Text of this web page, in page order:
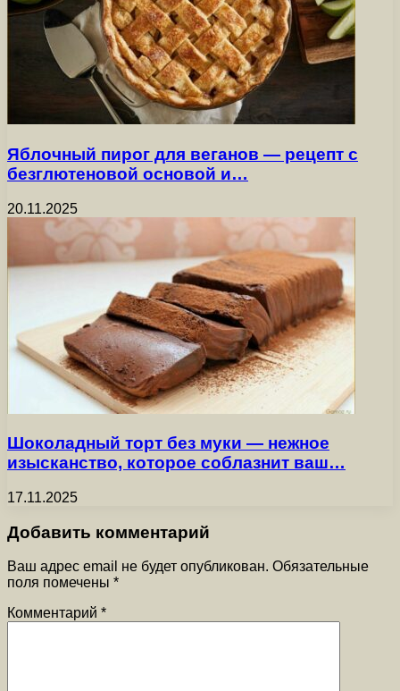
Яблочный пирог для веганов — рецепт с
безглютеновой основой и…
20.11.2025
Шоколадный торт без муки — нежное
изысканство, которое соблазнит ваш…
17.11.2025
Добавить комментарий
Ваш адрес email не будет опубликован. Обязательные
поля помечены *
Комментарий *